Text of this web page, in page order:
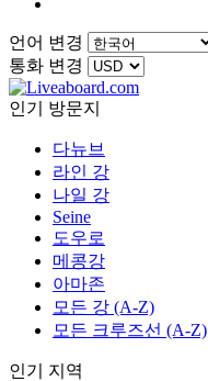
언어 변경
통화 변경
인기 방문지
다뉴브
라인 강
나일 강
Seine
도우로
메콩강
아마존
모든 강 (A-Z)
모든 크루즈선 (A-Z)
인기 지역